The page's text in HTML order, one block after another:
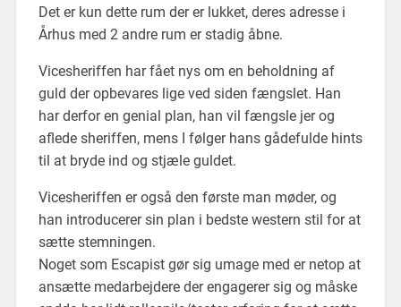
Det er kun dette rum der er lukket, deres adresse i
Århus med 2 andre rum er stadig åbne.
Vicesheriffen har fået nys om en beholdning af
guld der opbevares lige ved siden fængslet. Han
har derfor en genial plan, han vil fængsle jer og
aflede sheriffen, mens I følger hans gådefulde hints
til at bryde ind og stjæle guldet.
Vicesheriffen er også den første man møder, og
han introducerer sin plan i bedste western stil for at
sætte stemningen.
Noget som Escapist gør sig umage med er netop at
ansætte medarbejdere der engagerer sig og måske